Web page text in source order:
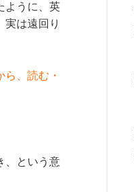
ように、英
実は遠回り
、読む・
、という意